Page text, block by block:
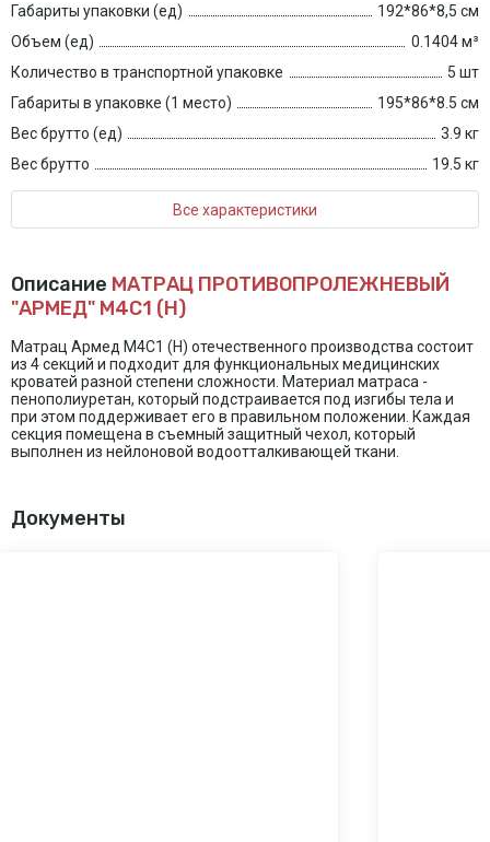
Габариты упаковки (ед)
192*86*8,5 см
Объем (ед)
0.1404 м³
Количество в транспортной упаковке
5 шт
Габариты в упаковке (1 место)
195*86*8.5 см
Вес брутто (ед)
3.9 кг
Вес брутто
19.5 кг
Все характеристики
Описание МАТРАЦ ПРОТИВОПРОЛЕЖНЕВЫЙ
"АРМЕД" М4С1 (Н)
Матрац Армед М4С1 (Н) отечественного производства состоит
из 4 секций и подходит для функциональных медицинских
кроватей разной степени сложности. Материал матраса -
пенополиуретан, который подстраивается под изгибы тела и
при этом поддерживает его в правильном положении. Каждая
секция помещена в съемный защитный чехол, который
выполнен из нейлоновой водоотталкивающей ткани.
Документы